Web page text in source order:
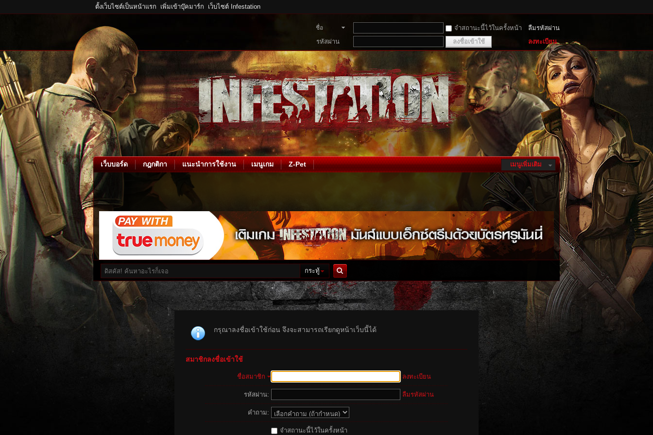
ตั้งเว็บไซต์เป็นหน้าแรก เพิ่มเข้าบุ๊คมาร์ก เว็บไซต์ Infestation
ชื่อ
สมาชิก
จำสถานะนี้ไว้ในครั้งหน้า
ลืมรหัสผ่าน
รหัสผ่าน
ลงชื่อเข้าใช้ ลงทะเบียน
เมนูเพิ่มเติม
เว็บบอร์ด กฎกติกา แนะนำการใช้งาน เมนูเกม Z-Pet
กระทู้
ค้นหา
กรุณาลงชื่อเข้าใช้ก่อน จึงจะสามารถเรียกดูหน้าเว็บนี้ได้
สมาชิกลงชื่อเข้าใช้
ชื่อสมาชิก ลงทะเบียน
รหัสผ่าน: ลืมรหัสผ่าน
คำถาม:
จำสถานะนี้ไว้ในครั้งหน้า